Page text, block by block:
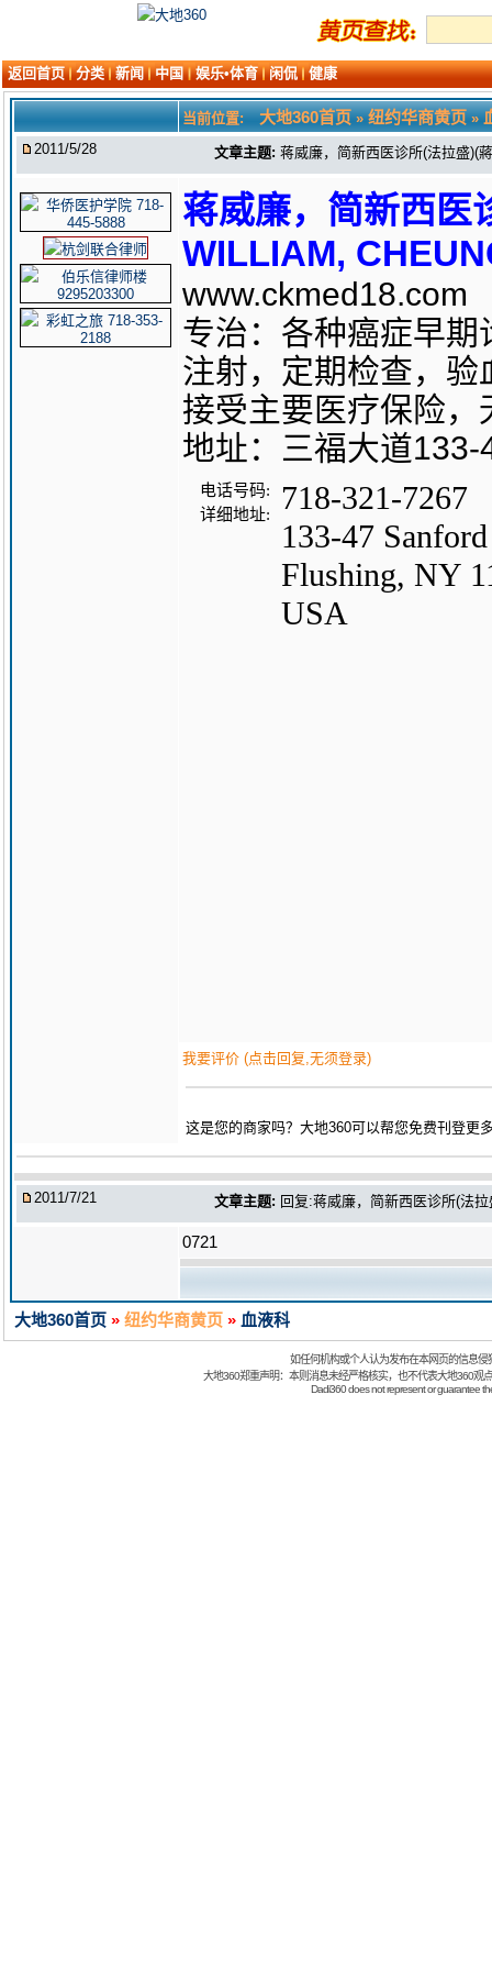
返回首页 分类 新闻 中国 娱乐•体育 闲侃 健康
当前位置: 大地360首页»纽约华商黄页»
2011/5/28 文章主题: 蒋威廉，简新西医诊所(法拉盛)(
蒋威廉，简新西医
WILLIAM,
www.ckmed18.com
专治：各种癌症早
注射，定期检查，验
接受主要医疗保险，
地址：三福大道
电话号码:
详细地址:
718-321-7267
133-47
Flushing, NY
USA
我要评价 (点击回复,无须登录)
这是您的商家吗？大地360可以帮您免费刊登更
2011/7/21 文章主题: 回复:蒋威廉，简新西医诊所(法
0721
大地360首页 » 纽约华商黄页 » 血液科
如任何机构或个人认为发布在本网页的信息
大地360郑重声明：本则消息未经严格核实，也不代表大地360观
Dadi360 does not represent or guarantee